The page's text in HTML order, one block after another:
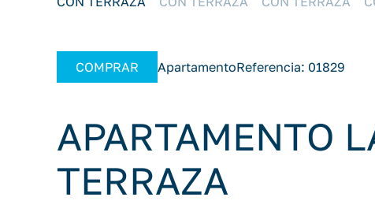
COMPRAR ApartamentoReferencia: 01829
APARTAMENTO
TERRAZA